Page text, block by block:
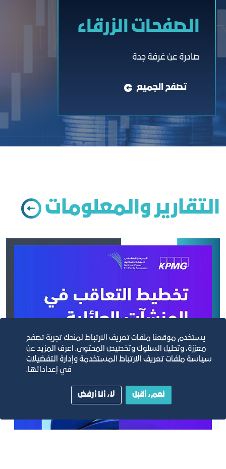
الصفحات الزرقاء
صادرة عن غرفة جدة
تصفح الجميع
التقارير والمعلومات
يستخدم موقعنا ملفات تعريف الارتباط لمنحك تجربة تصفح
معززة، وتحليل السلوك وتخصيص المحتوى. اعرف المزيد عن
سياسة ملفات تعريف الارتباط المستخدمة وإدارة التفضيلات
في إعداداتها.
نعم، أقبل لا، أنا أرفض